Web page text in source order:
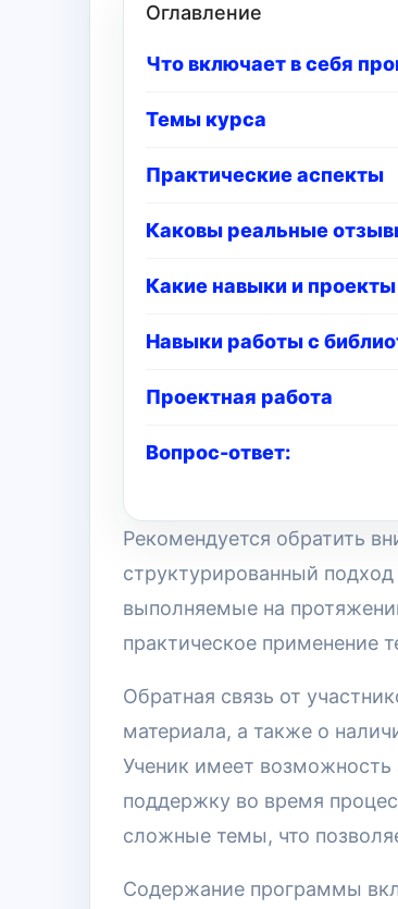
Оглавление
Что включает в себя
Темы курса
Практические аспекты
Каковы реальные
Какие навыки и
Навыки работы с
Проектная работа
Вопрос-ответ:
Рекомендуется обратить
структурированный
выполняемые на
практическое применение
Обратная связь от
материала, а также о
Ученик имеет возможность
поддержку во время
сложные темы, что
Содержание программы